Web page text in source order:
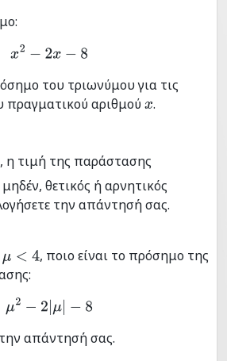
x2−2x−8
του τριωνύμου για τις
πραγματικού αριθμού x.
, η τιμή της παράστασης
μηδέν, θετικός ή αρνητικός
την απάντησή σας.
4
, ποιο είναι το πρόσημο της
μ 2− 2| μ| −8
απάντησή σας.